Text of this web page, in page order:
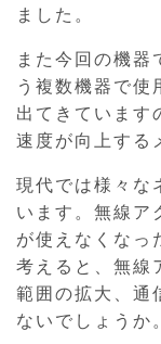
ました。
また今回の機
う複数機器で使
出てきています
速度が向上する
現代では様々な
います。無線ア
が使えなくなっ
考えると、無線
範囲の拡大、通
ないでしょうか。